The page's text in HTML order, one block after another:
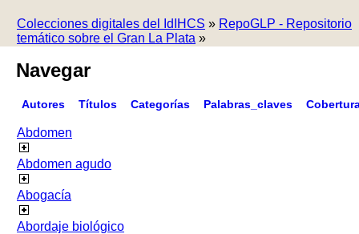
Colecciones digitales del IdIHCS » RepoGLP - Repositorio
temático sobre el Gran La Plata »
Navegar
Autores Títulos Categorías Palabras_claves
Abdomen
Abdomen agudo
Abogacía
Abordaje biológico